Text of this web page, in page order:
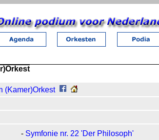
(Kamer)Orkest
- Symfonie nr. 22 'Der Philosoph'